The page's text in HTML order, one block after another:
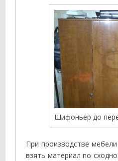
Шифоньер до
При производстве
взять материал по